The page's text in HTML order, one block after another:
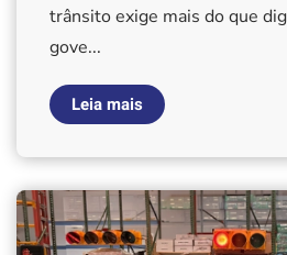
trânsito exige mais do que
gove...
Leia mais